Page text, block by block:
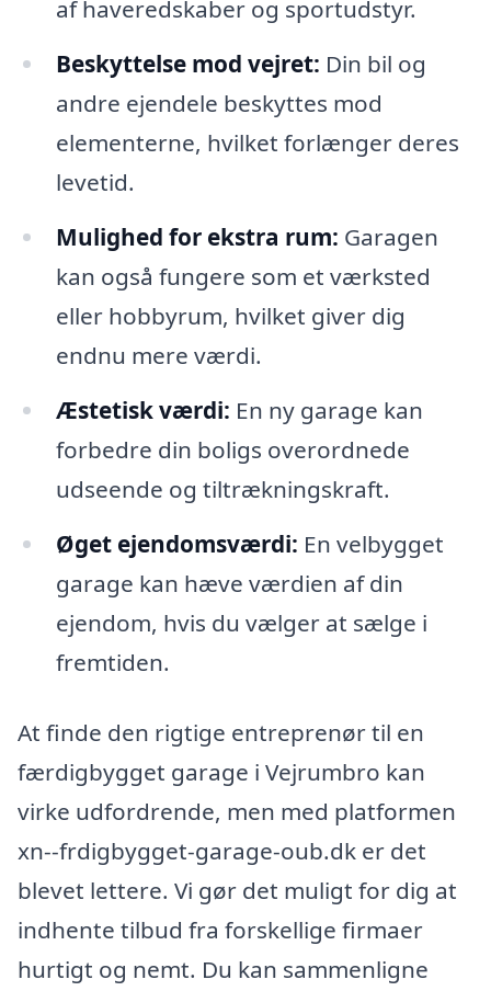
af haveredskaber og sportudstyr.
Beskyttelse mod vejret: Din bil og
andre ejendele beskyttes mod
elementerne, hvilket forlænger deres
levetid.
Mulighed for ekstra rum: Garagen
kan også fungere som et værksted
eller hobbyrum, hvilket giver dig
endnu mere værdi.
Æstetisk værdi: En ny garage kan
forbedre din boligs overordnede
udseende og tiltrækningskraft.
Øget ejendomsværdi: En velbygget
garage kan hæve værdien af din
ejendom, hvis du vælger at sælge i
fremtiden.
At finde den rigtige entreprenør til en
færdigbygget garage i Vejrumbro kan
virke udfordrende, men med platformen
xn--frdigbygget-garage-oub.dk er det
blevet lettere. Vi gør det muligt for dig at
indhente tilbud fra forskellige firmaer
hurtigt og nemt. Du kan sammenligne